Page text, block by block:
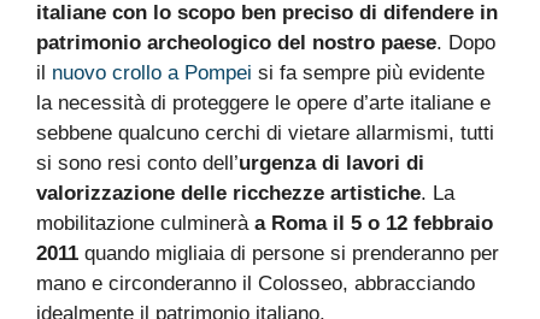
italiane con lo scopo ben preciso di difendere in
patrimonio archeologico del nostro paese. Dopo
il nuovo crollo a Pompei si fa sempre più evidente
la necessità di proteggere le opere d’arte italiane e
sebbene qualcuno cerchi di vietare allarmismi, tutti
si sono resi conto dell’urgenza di lavori di
valorizzazione delle ricchezze artistiche. La
mobilitazione culminerà a Roma il 5 o 12 febbraio
2011 quando migliaia di persone si prenderanno per
mano e circonderanno il Colosseo, abbracciando
idealmente il patrimonio italiano.